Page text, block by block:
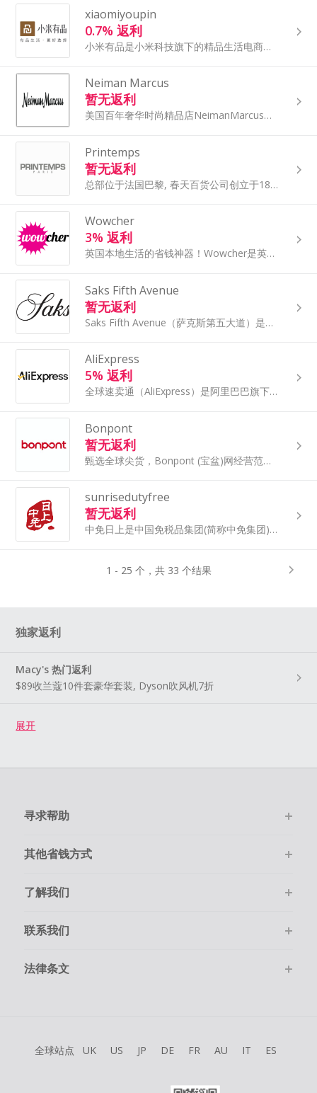
xiaomiyoupin
0.7% 返利
小米有品是小米科技旗下的精品生活电商平台，出售商品涵盖美妆、服饰、运动、家居、 母婴、数码等日常百货。
Neiman Marcus
暂无返利
美国百年奢华时尚精品店NeimanMarcus尼曼作为全球最高档、最独特时尚商品的零售商，深受海淘一族的青睐。
Printemps
暂无返利
总部位于法国巴黎, 春天百货公司创立于1865年,是时尚之都巴黎的地标级购物天堂。巴黎春天百货不仅拥有炙手可热的时尚顶尖大牌，更有不少新锐的小众设计师精锐单品涌现。
Wowcher
3% 返利
英国本地生活的省钱神器！​Wowcher是英国知名的团购网站，提供覆盖全英的吃喝玩乐优惠折扣，包括美食、酒店、SPA、美妆、电影票等，折扣高达2折。
Saks Fifth Avenue
暂无返利
Saks Fifth Avenue（萨克斯第五大道）是世界上的顶级的百货公司之一，从1824年以来一直为纽约市民提供高品质的服饰及服务。大量的服饰，主要是价钱适中的品牌，男士服装是当地最好的，化妆品和香水柜台非常值得关注。
AliExpress
5% 返利
全球速卖通（AliExpress）是阿里巴巴旗下网站，是为拓展利润空间而全力打造的融合订单、支付、物流于一体的外贸在线交易平台。客人可以以批发价购买优质的产品。速卖通提供小订单、良好的买家保护措施和快速、可查询的物流服务。速卖通现在销售44个产业内5900 多种类型产品，包括饰品、汽车产品、手机、电
Bonpont
暂无返利
甄选全球尖货，Bonpont (宝盆)网经营范围包括彩妆护肤、母婴保健、箱包配饰及家居日常，优选品牌包括兰蔻、雅诗兰黛、雅顿、阿玛尼等。中文界面、可以支付宝、微信付及银联卡结算，正品直邮又省钱！
sunrisedutyfree
暂无返利
中免日上是中国免税品集团(简称中免集团)旗下的购物平台，出售包括护肤、彩妆、香水、箱包、腕表、洋酒、时尚精品、电子数码、家居、食品等众多商品，与全球800多个知名品牌合作。一线大牌直邮到家。
1 - 25 个，共 33 个结果
独家返利
Macy's 热门返利
$89收兰蔻10件套豪华套装, Dyson吹风机7折
展开
寻求帮助
其他省钱方式
了解我们
联系我们
法律条文
全球站点 UK US JP DE FR AU IT ES